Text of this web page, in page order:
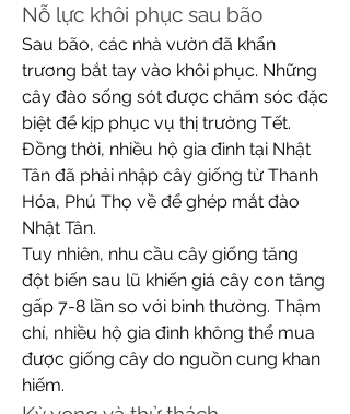
Nỗ lực khôi phục sau bão
Sau bão, các nhà vườn đã khẩn
trương bắt tay vào khôi phục. Những
cây đào sống sót được chăm sóc đặc
biệt để kịp phục vụ thị trường Tết.
Đồng thời, nhiều hộ gia đình tại Nhật
Tân đã phải nhập cây giống từ Thanh
Hóa, Phú Thọ về để ghép mắt đào
Nhật Tân.
Tuy nhiên, nhu cầu cây giống tăng
đột biến sau lũ khiến giá cây con tăng
gấp 7-8 lần so với bình thường. Thậm
chí, nhiều hộ gia đình không thể mua
được giống cây do nguồn cung khan
hiếm.